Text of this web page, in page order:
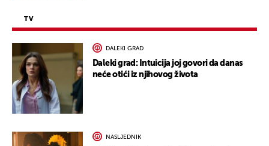
TV
DALEKI GRAD
Daleki grad: Intuicija joj govori da danas
neće otići iz njihovog života
NASLJEDNIK